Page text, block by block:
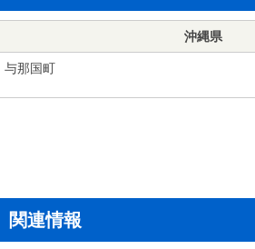
沖縄県
与那国町
関連情報